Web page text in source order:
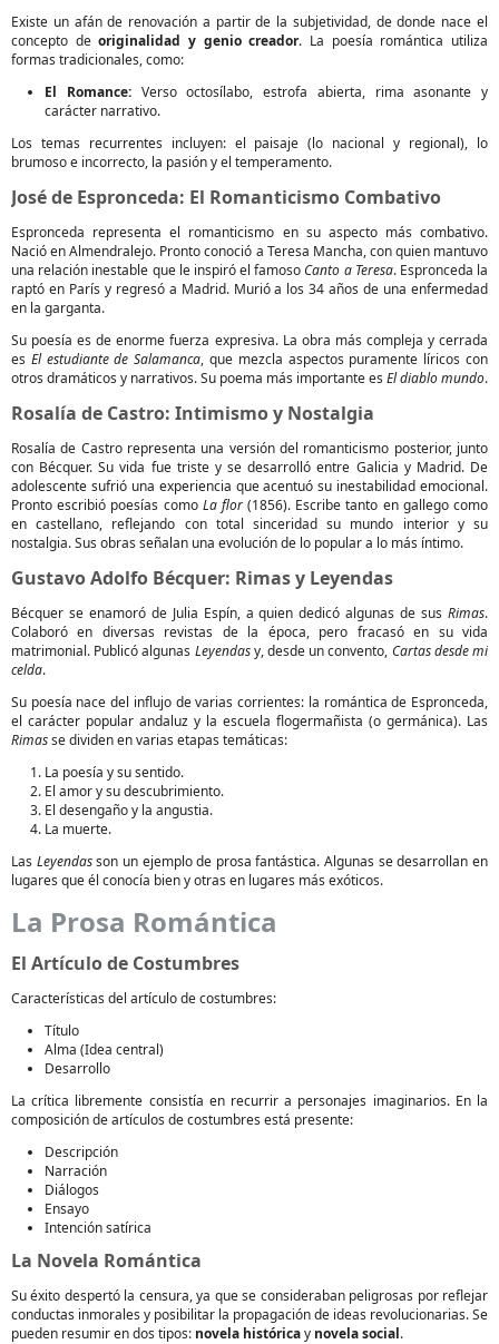
Existe un afán de renovación a partir de la subjetividad, de donde nace el
concepto deoriginalidad y genio creador. La poesía romántica utiliza
formas tradicionales, como:
El Romance:Verso octosílabo, estrofa abierta, rima asonante y
carácter narrativo.
Los temas recurrentes incluyen: el paisaje (lo nacional y regional), lo
brumoso e incorrecto, la pasión y el temperamento.
José de Espronceda: El Romanticismo Combativo
Espronceda representa el romanticismo en su aspecto más combativo.
Nació en Almendralejo. Pronto conoció a Teresa Mancha, con quien mantuvo
una relación inestable que le inspiró el famosoCanto a Teresa. Espronceda la
raptó en París y regresó a Madrid. Murió a los 34 años de una enfermedad
en la garganta.
Su poesía es de enorme fuerza expresiva. La obra más compleja y cerrada
es El estudiante de Salamanca, que mezcla aspectos puramente líricos con
otros dramáticos y narrativos. Su poema más importante es El diablo mundo.
Rosalía de Castro: Intimismo y Nostalgia
Rosalía de Castro representa una versión del romanticismo posterior, junto
con Bécquer. Su vida fue triste y se desarrolló entre Galicia y Madrid. De
adolescente sufrió una experiencia que acentuó su inestabilidad emocional.
Pronto escribió poesías como La flor(1856). Escribe tanto en gallego como
en castellano, reflejando con total sinceridad su mundo interior y su
nostalgia. Sus obras señalan una evolución de lo popular a lo más íntimo.
Gustavo Adolfo Bécquer: Rimas y Leyendas
Bécquer se enamoró de Julia Espín, a quien dedicó algunas de sus Rimas.
Colaboró en diversas revistas de la época, pero fracasó en su vida
matrimonial. Publicó algunas Leyendasy, desde un convento, Cartas desde mi
celda.
Su poesía nace del influjo de varias corrientes: la romántica de Espronceda,
el carácter popular andaluz y la escuela flogermañista (o germánica). Las
Rimasse dividen en varias etapas temáticas:
La poesía y su sentido.
El amor y su descubrimiento.
El desengaño y la angustia.
La muerte.
Las Leyendasson un ejemplo de prosa fantástica. Algunas se desarrollan en
lugares que él conocía bien y otras en lugares más exóticos.
La Prosa Romántica
El Artículo de Costumbres
Características del artículo de costumbres:
Título
Alma (Idea central)
Desarrollo
La crítica libremente consistía en recurrir a personajes imaginarios. En la
composición de artículos de costumbres está presente:
Descripción
Narración
Diálogos
Ensayo
Intención satírica
La Novela Romántica
Su éxito despertó la censura, ya que se consideraban peligrosas por reflejar
conductas inmorales y posibilitar la propagación de ideas revolucionarias. Se
pueden resumir en dos tipos: novela históricay novela social.